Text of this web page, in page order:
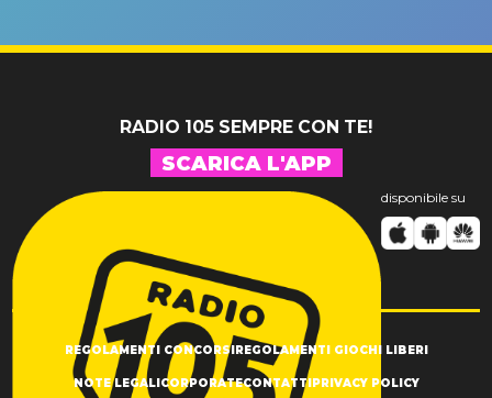
RADIO 105 SEMPRE CON TE!
SCARICA L'APP
disponibile su
REGOLAMENTI CONCORSIREGOLAMENTI GIOCHI LIBERI
NOTE LEGALICORPORATECONTATTIPRIVACY POLICY